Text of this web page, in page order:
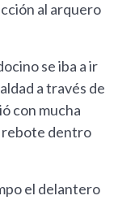
al arquero
se iba a ir
a través de
con mucha
rebote dentro
el delantero